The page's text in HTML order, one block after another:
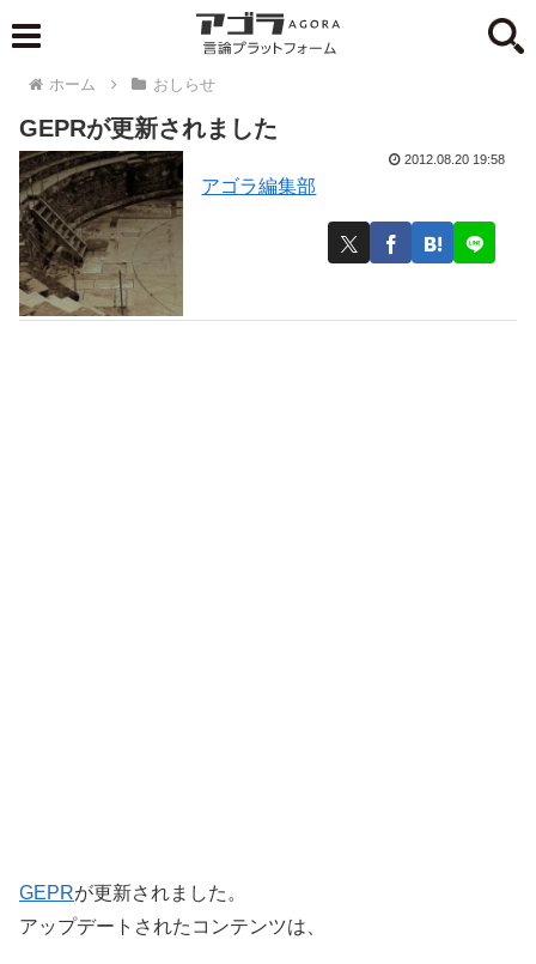
ホーム おしらせ
GEPRが更新されました
アゴラ編集部
2012.08.20 19:58
GEPRが更新されました。
アップデートされたコンテンツは、